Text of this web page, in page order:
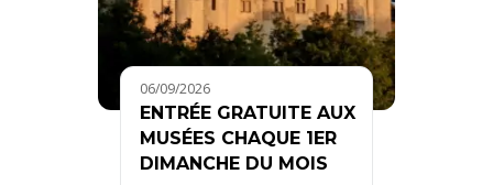
06/09/2026
ENTRÉE GRATUITE AUX
MUSÉES CHAQUE 1ER
DIMANCHE DU MOIS